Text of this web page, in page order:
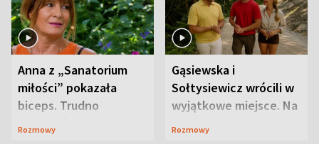
Anna z „Sanatorium
miłości” pokazała
biceps. Trudno
uwierzyć, co przeszła
Rozmowy
Gąsiewska i
Sołtysiewicz wrócili w
wyjątkowe miejsce. Na
szlaku czekał
Rozmowy